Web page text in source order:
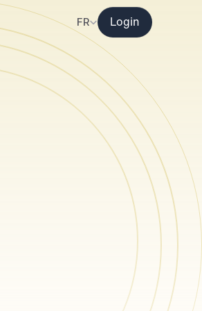
Select Language
FR Login